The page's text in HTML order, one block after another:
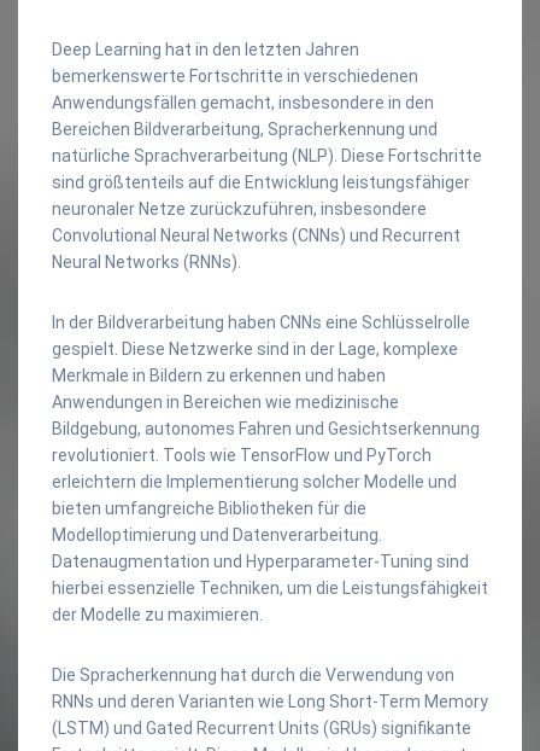
Deep Learning hat in den letzten Jahren
bemerkenswerte Fortschritte in verschiedenen
Anwendungsfällen gemacht, insbesondere in den
Bereichen Bildverarbeitung, Spracherkennung und
natürliche Sprachverarbeitung (NLP). Diese Fortschritte
sind größtenteils auf die Entwicklung leistungsfähiger
neuronaler Netze zurückzuführen, insbesondere
Convolutional Neural Networks (CNNs) und Recurrent
Neural Networks (RNNs).
In der Bildverarbeitung haben CNNs eine Schlüsselrolle
gespielt. Diese Netzwerke sind in der Lage, komplexe
Merkmale in Bildern zu erkennen und haben
Anwendungen in Bereichen wie medizinische
Bildgebung, autonomes Fahren und Gesichtserkennung
revolutioniert. Tools wie TensorFlow und PyTorch
erleichtern die Implementierung solcher Modelle und
bieten umfangreiche Bibliotheken für die
Modelloptimierung und Datenverarbeitung.
Datenaugmentation und Hyperparameter-Tuning sind
hierbei essenzielle Techniken, um die Leistungsfähigkeit
der Modelle zu maximieren.
Die Spracherkennung hat durch die Verwendung von
RNNs und deren Varianten wie Long Short-Term Memory
(LSTM) und Gated Recurrent Units (GRUs) signifikante